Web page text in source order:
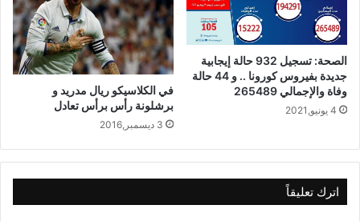
الصحة: تسجيل 932 حالة إيجابية
جديدة بفيروس كورونا .. و 44 حالة
وفاة والإجمالي 265489
4 يونيو,2021
في الكلاسيكو ريال مدريد و
برشلونة رأس برأس تعادل
3 ديسمبر,2016
اترك تعليقاً